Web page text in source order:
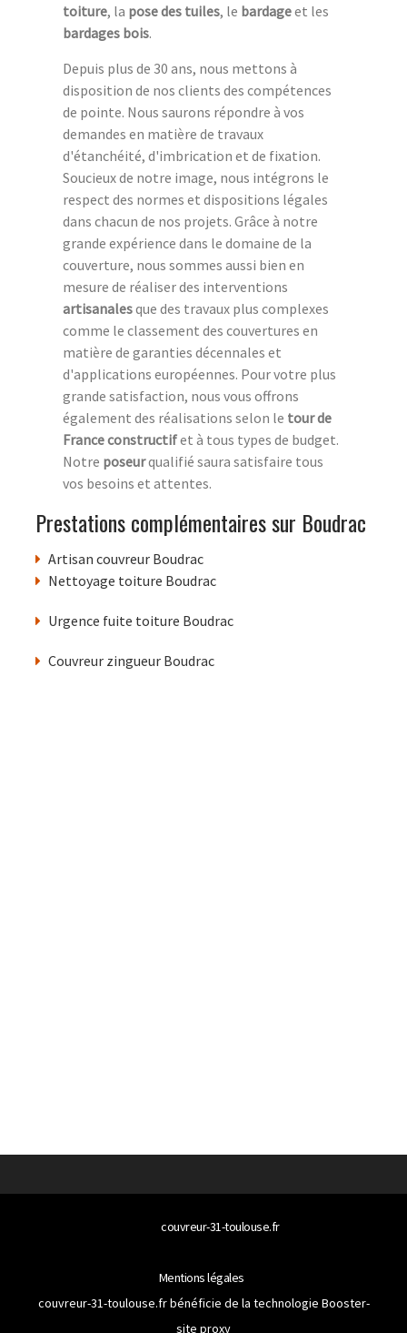
toiture, la pose des tuiles, le bardageet les
bardages bois.
Depuis plus de 30 ans, nous mettons à
disposition de nos clients des compétences
de pointe. Nous saurons répondre à vos
demandes en matière de travaux
d'étanchéité, d'imbrication et de fixation.
Soucieux de notre image, nous intégrons le
respect des normes et dispositions légales
dans chacun de nos projets. Grâce à notre
grande expérience dans le domaine de la
couverture, nous sommes aussi bien en
mesure de réaliser des interventions
artisanalesque des travaux plus complexes
comme le classement des couvertures en
matière de garanties décennales et
d'applications européennes. Pour votre plus
grande satisfaction, nous vous offrons
également des réalisations selon le tour de
France constructifet à tous types de budget.
Notre poseurqualifié saura satisfaire tous
vos besoins et attentes.
Prestations complémentaires sur Boudrac
Artisan couvreur Boudrac
Nettoyage toiture Boudrac
Urgence fuite toiture Boudrac
Couvreur zingueur Boudrac
couvreur-31-toulouse.fr
Mentions légales
couvreur-31-toulouse.fr bénéficie de la technologie Booster-
site proxy